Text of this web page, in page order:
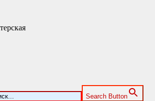
Search Button